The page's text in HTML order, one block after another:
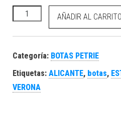
PETRIE Botas Verona Polo
AÑADIR AL CARRITO
Categoría: BOTAS PETRIE
Etiquetas: ALICANTE, botas,
VERONA